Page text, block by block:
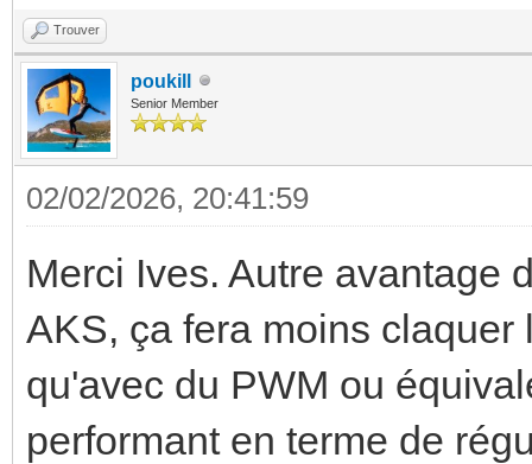
Trouver
poukill
Senior Member
02/02/2026, 20:41:59
Merci Ives. Autre avantage
AKS, ça fera moins
qu'avec du PWM ou
performant en terme de